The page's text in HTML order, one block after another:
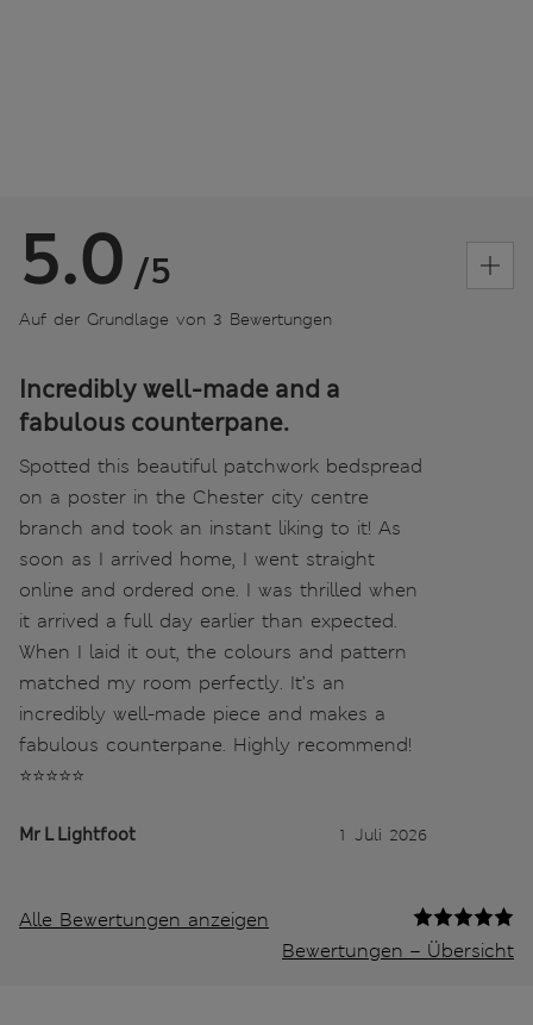
5.0 /5
Auf der Grundlage von 3 Bewertungen
Incredibly well-made and a
fabulous counterpane.
Spotted this beautiful patchwork bedspread
on a poster in the Chester city centre
branch and took an instant liking to it! As
soon as I arrived home, I went straight
online and ordered one. I was thrilled when
it arrived a full day earlier than expected.
When I laid it out, the colours and pattern
matched my room perfectly. It’s an
incredibly well-made piece and makes a
fabulous counterpane. Highly recommend!
⭐️⭐️⭐️⭐️⭐️
Mr L Lightfoot 1 Juli 2026
Alle Bewertungen anzeigen
Bewertungen – Übersicht